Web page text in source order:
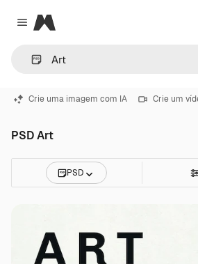
Close menu
Magnific
Crie uma imagem com IA Crie um
PSD Art
PSD